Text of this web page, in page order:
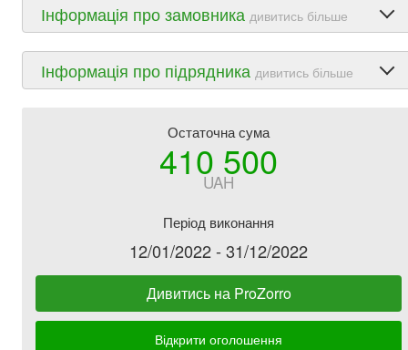
Інформація про замовника дивитись більше
Інформація про підрядника дивитись більше
Остаточна сума
410 500
UAH
Період виконання
12/01/2022 - 31/12/2022
Дивитись на ProZorro
Відкрити оголошення